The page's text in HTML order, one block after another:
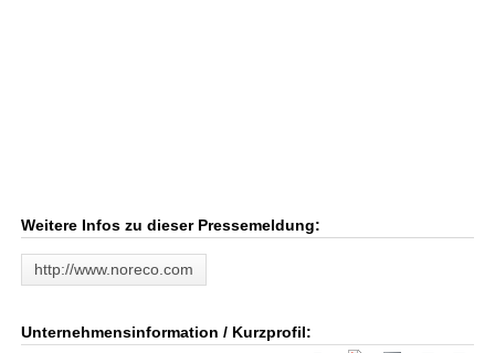
Weitere Infos zu dieser Pressemeldung:
http://www.noreco.com
Unternehmensinformation / Kurzprofil: